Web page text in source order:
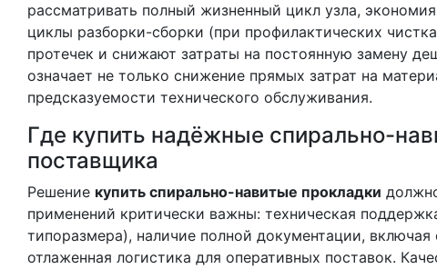
рассматривать полный жизненный цикл узла,
циклы разборки-сборки (при профилактических
протечек и снижают затраты на постоянную замену
означает не только снижение прямых затрат на
предсказуемости технического обслуживания.
Где купить надёжные спирально-
поставщика
Решение купить спирально-навитые прокладки
применений критически важны: техническая
типоразмера), наличие полной документации,
отлаженная логистика для оперативных поставок.